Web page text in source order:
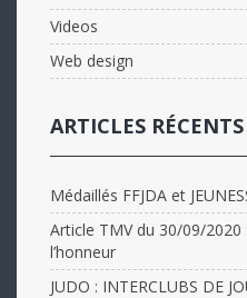
Videos
Web design
ARTICLES RÉCENTS
Médaillés FFJDA et
Article TMV du 30/09/2020
l’honneur
JUDO : INTERCLUBS DE